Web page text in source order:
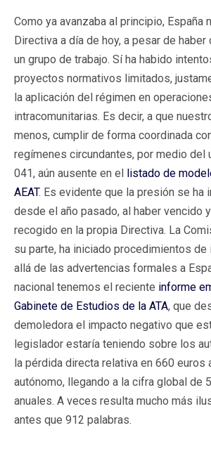
Como ya avanzaba al principio, España
Directiva a día de hoy, a pesar de haber
un grupo de trabajo. Sí ha habido
proyectos normativos limitados,
la aplicación del régimen en
intracomunitarias. Es decir, a que
menos, cumplir de forma coordinada
regímenes circundantes, por medio del
041, aún ausente en el listado de
AEAT. Es evidente que la presión se ha
desde el año pasado, al haber vencido
recogido en la propia Directiva. La
su parte, ha iniciado procedimientos de
allá de las advertencias formales a
nacional tenemos el reciente informe
Gabinete de Estudios de la ATA, que
demoledora el impacto negativo que
legislador estaría teniendo sobre los
la pérdida directa relativa en 660 euros
autónomo, llegando a la cifra global de
anuales. A veces resulta mucho más
antes que 912 palabras.